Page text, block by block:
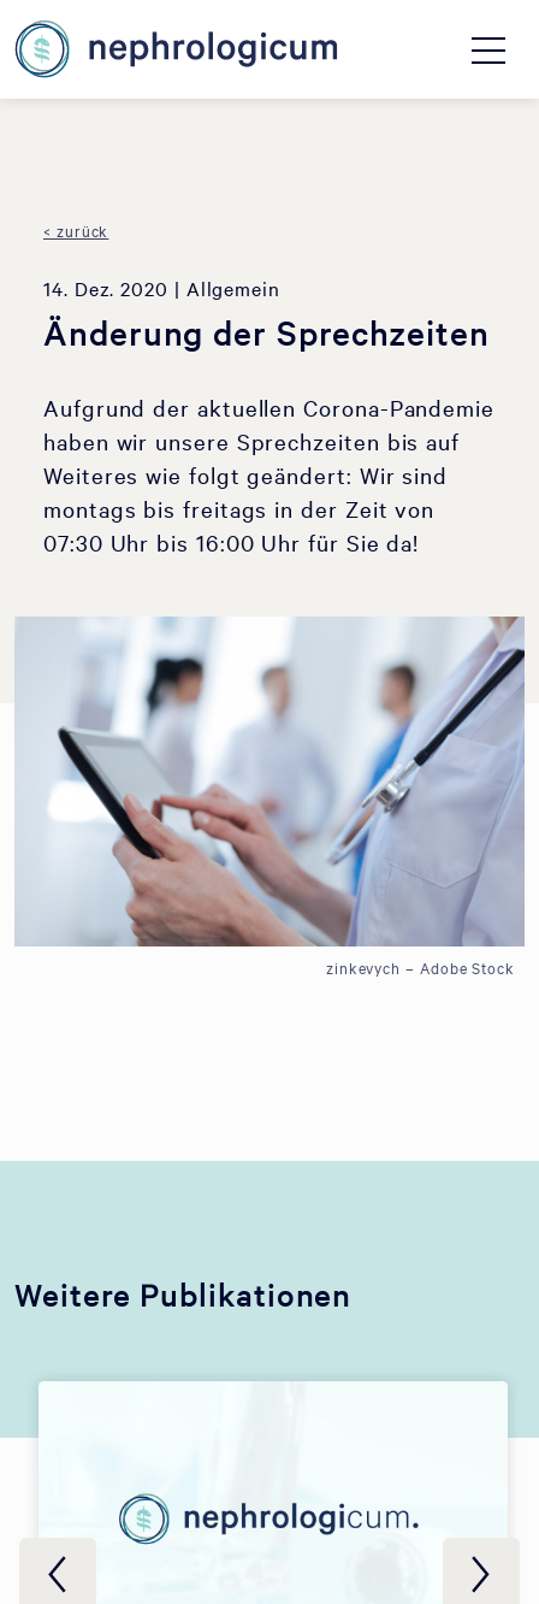
< zurück
14. Dez. 2020 | Allgemein
Änderung der Sprechzeiten
Aufgrund der aktuellen Corona-Pandemie
haben wir unsere Sprechzeiten bis auf
Weiteres wie folgt geändert: Wir sind
montags bis freitags in der Zeit von
07:30 Uhr bis 16:00 Uhr für Sie da!
zinkevych – Adobe Stock
Weitere Publikationen